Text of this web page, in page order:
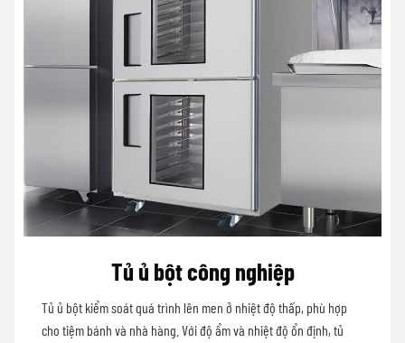
Tủ ủ bột công nghiệp
Tủ ủ bột kiểm soát quá trình lên men ở nhiệt độ thấp, phù hợp
cho tiệm bánh và nhà hàng. Với độ ẩm và nhiệt độ ổn định, tủ